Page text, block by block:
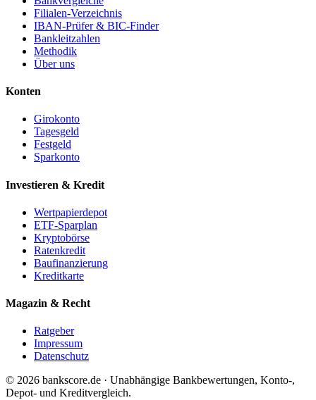
Filialen-Verzeichnis
IBAN-Prüfer & BIC-Finder
Bankleitzahlen
Methodik
Über uns
Konten
Girokonto
Tagesgeld
Festgeld
Sparkonto
Investieren & Kredit
Wertpapierdepot
ETF-Sparplan
Kryptobörse
Ratenkredit
Baufinanzierung
Kreditkarte
Magazin & Recht
Ratgeber
Impressum
Datenschutz
© 2026 bankscore.de · Unabhängige Bankbewertungen, Konto-,
Depot- und Kreditvergleich.